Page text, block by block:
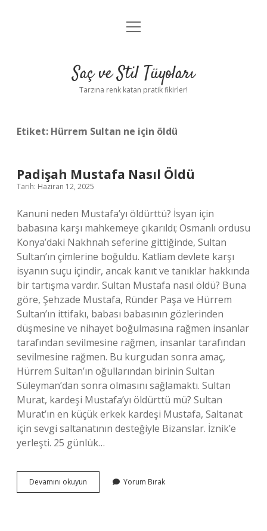
Anasayfa
Yasal Uyarı
menüyü
Saç ve Stil Tüyoları
Tarzına renk katan pratik fikirler!
Etiket: Hürrem Sultan ne için öldü
Padişah Mustafa Nasıl Öldü
Tarih: Haziran 12, 2025
Kanuni neden Mustafa’yı öldürttü? İsyan için
babasına karşı mahkemeye çıkarıldı; Osmanlı ordusu
Konya’daki Nakhnah seferine gittiğinde, Sultan
Sultan’ın çimlerine boğuldu. Katliam devlete karşı
isyanın suçu içindir, ancak kanıt ve tanıklar hakkında
bir tartışma vardır. Sultan Mustafa nasıl öldü? Buna
göre, Şehzade Mustafa, Ründer Paşa ve Hürrem
Sultan’ın ittifakı, babası babasının gözlerinden
düşmesine ve nihayet boğulmasına rağmen insanlar
tarafından sevilmesine rağmen, insanlar tarafından
sevilmesine rağmen. Bu kurgudan sonra amaç,
Hürrem Sultan’ın oğullarından birinin Sultan
Süleyman’dan sonra olmasını sağlamaktı. Sultan
Murat, kardeşi Mustafa’yı öldürttü mü? Sultan
Murat’ın en küçük erkek kardeşi Mustafa, Saltanat
için sevgi saltanatının desteğiyle Bizanslar. İznik’e
yerleşti. 25 günlük…
Devamını okuyun Padişah
Mustafa
Yorum Bırak